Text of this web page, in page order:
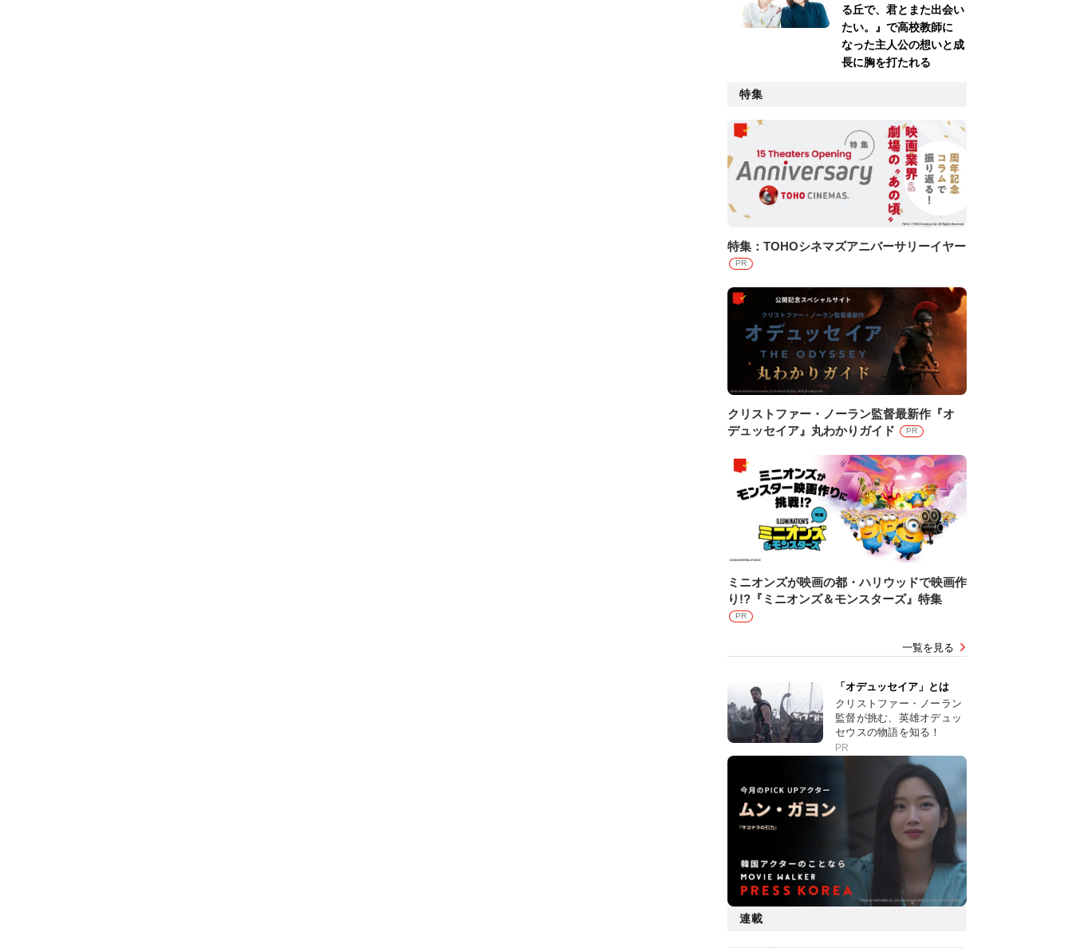
る丘で、君とまた出会い
たい。』で高校教師に
なった主人公の想いと成
長に胸を打たれる
特集
特集：TOHOシネマズアニバーサリーイヤー
PR
クリストファー・ノーラン監督最新作『オ
デュッセイア』丸わかりガイド
PR
ミニオンズが映画の都・ハリウッドで映画作
り!?『ミニオンズ＆モンスターズ』特集
PR
一覧を見る
「オデュッセイア」とは
クリストファー・ノーラン
監督が挑む、英雄オデュッ
セウスの物語を知る！
PR
連載